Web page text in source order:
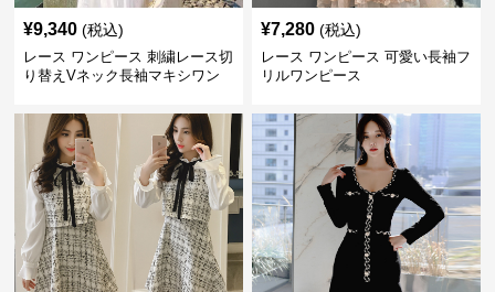
¥9,340 (税込)
レース ワンピース 刺繍レース切
り替えVネック長袖マキシワン
¥7,280 (税込)
レース ワンピース 可愛い長袖フ
リルワンピース